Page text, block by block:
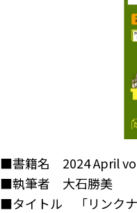
■書籍名 2024 April
■執筆者 大石勝美
■タイトル 「リンクナ